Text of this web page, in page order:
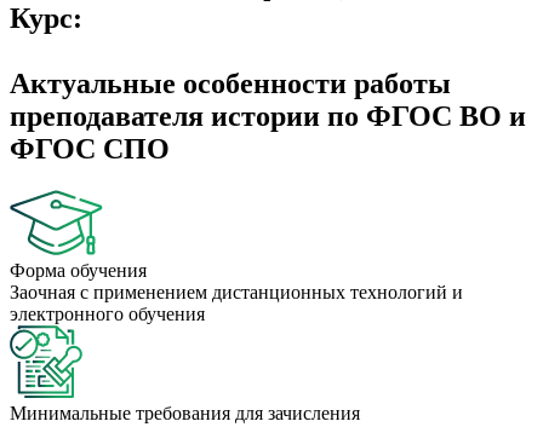
Курс:
Актуальные особенности работы
преподавателя истории по ФГОС ВО и
ФГОС СПО
Форма обучения
Заочная с применением дистанционных технологий и
электронного обучения
Минимальные требования для зачисления